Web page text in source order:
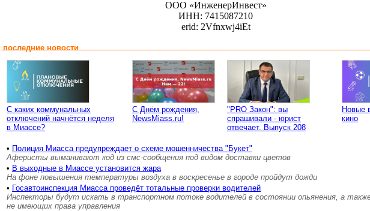
ООО «ИнженерИнвест»
ИНН: 7415087210
erid: 2Vfnxwj4iEt
последние новости
С каких коммунальных
отключений начнётся неделя
в Миассе?
С Днём рождения,
NewsMiass.ru!
"PRO Закон": вы
спрашивали - юрист
отвечает. Выпуск 208
Новые
кино
• Полиция Миасса предупреждает о схеме мошенничества "Букет"
Аферисты выманивают код из смс-сообщения под видом доставки цветов
• В выходные в Миассе установится жара
На фоне повышения температуры воздуха в воскресенье в городе пройдут дожди
• Госавтоинспекция Миасса проведёт тотальные проверки водителей
Инспекторы будут искать в транспортном потоке водителей в состоянии опьянения, а
не имеющих права управления